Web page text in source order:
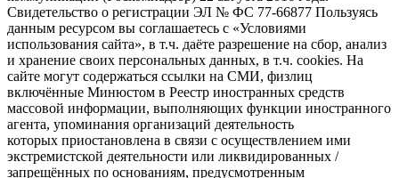
Свидетельство о регистрации ЭЛ № ФС 77-66877 Пользуясь
данным ресурсом вы соглашаетесь с «Условиями
использования сайта», в т.ч. даёте разрешение на сбор, анализ
и хранение своих персональных данных, в т.ч. cookies. На
сайте могут содержаться ссылки на СМИ, физлиц
включённые Минюстом в Реестр иностранных средств
массовой информации, выполняющих функции иностранного
агента, упоминания организаций деятельность
которых приостановлена в связи с осуществлением ими
экстремистской деятельности или ликвидированных /
запрещённых по основаниям, предусмотренным